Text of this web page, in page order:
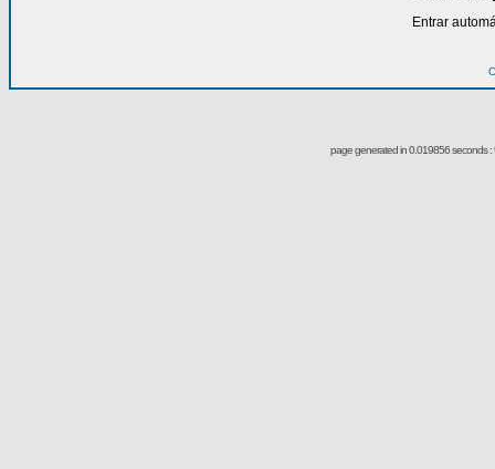
Entrar
page generated in 0.019856 seconds :